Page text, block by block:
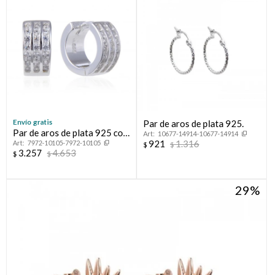
Envío gratis
Par de aros de plata 925 con
circonias.
7972-10105-7972-10105
$ 3.257 $4.653
Par de aros de plata 925.
10677-14914-10677-14914
$ 921 $1.316
29